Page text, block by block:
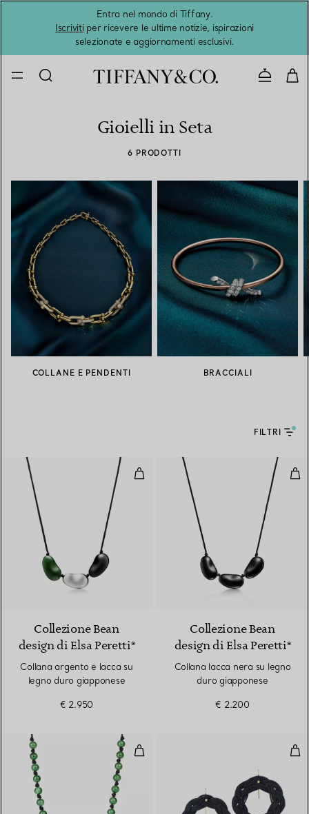
Entra nel mondo di Tiffany.
Iscrivitiper ricevere le ultime notizie, ispirazioni
selezionate e aggiornamenti esclusivi.
Gioielli in Seta
6 PRODOTTI
COLLANE E PENDENTI BRACCIALI
FILTRI
Collana argento e lacca su
Collezione Bean
design di Elsa Peretti®
Collana argento e lacca su
legno duro giapponese
€ 2.950
Collezione Bean
design di Elsa Peretti®
Collana lacca nera su legno
duro giapponese
€ 2.200
Collana Sphere in giada nefrite